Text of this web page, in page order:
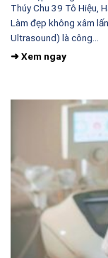
Thúy Chu 39 Tô Hiệu,
Làm đẹp không xâm
Ultrasound) là công...